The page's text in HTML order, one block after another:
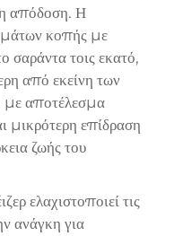
απόδοση. Η
κοπής με
σαράντα τοις εκατό,
από εκείνη των
με αποτέλεσμα
μικρότερη επίδραση
ζωής του
ελαχιστοποιεί τις
ανάγκη για